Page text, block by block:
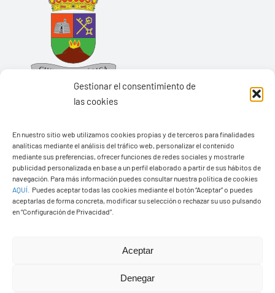
Gestionar el consentimiento de
las cookies
En nuestro sitio web utilizamos cookies propias y de terceros para finalidades
analíticas mediante el análisis del tráfico web, personalizar el contenido
mediante sus preferencias, ofrecer funciones de redes sociales y mostrarle
publicidad personalizada en base a un perfil elaborado a partir de sus hábitos de
navegación. Para más información puedes consultar nuestra política de cookies
AQUÍ
Puedes aceptar todas las cookies mediante el botón “Aceptar” o puedes
aceptarlas de forma concreta, modificar su selección o rechazar su uso pulsando
en “Configuración de Privacidad”.
Aceptar
Denegar
Ayuntamiento de Yaiza
Pza. de Los Remedios, 1
35570 – Yaiza
Tel:928 83 62 20